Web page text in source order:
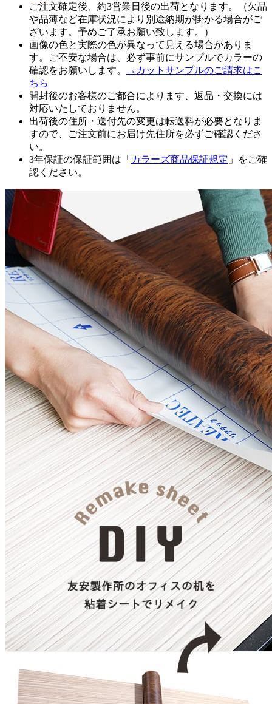
ご注文確定後、約3営業日後の出荷となります。（欠品
や品薄など在庫状況により別途納期が掛かる場合がご
ざいます。予めご了承お願い致します。）
画像の色と実際の色が異なって見える場合がありま
す。ご不安な場合は、必ず事前にサンプルでカラーの
確認をお願いします。
→カットサンプルのご請求はこ
ちら
開封後のお客様のご都合によります、返品・交換には
対応いたしておりません。
出荷後の住所・送付先の変更は転送料が必要となりま
すので、ご注文前にお届け先住所を必ずご確認くださ
い。
3年保証の保証範囲は「 カラーズ商品保証規定 」をご確
認ください。